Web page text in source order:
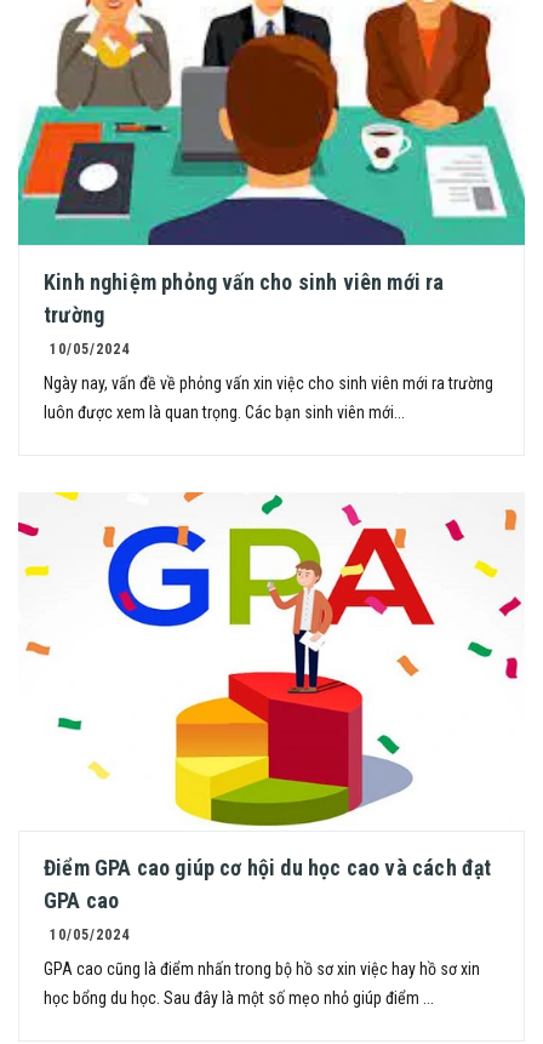
Kinh nghiệm phỏng vấn cho sinh viên mới ra
trường
10/05/2024
Ngày nay, vấn đề về phỏng vấn xin việc cho sinh viên mới ra trường
luôn được xem là quan trọng. Các bạn sinh viên mới...
Điểm GPA cao giúp cơ hội du học cao và cách đạt
GPA cao
10/05/2024
GPA cao cũng là điểm nhấn trong bộ hồ sơ xin việc hay hồ sơ xin
học bổng du học. Sau đây là một số mẹo nhỏ giúp điểm ...